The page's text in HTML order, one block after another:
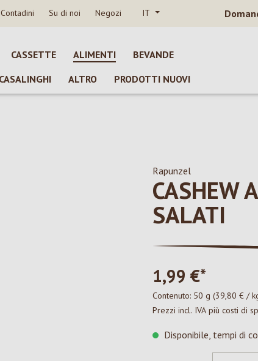
Contadini Su di noi Negozi IT
CASSETTE ALIMENTI
BEVANDE
ALTRO PRODOTTI NUOVI
Rapunzel
CASHEW
SALATI
1,99 €*
Contenuto: 50 g (39,80 € /
Prezzi incl. IVA più costi di
Disponibile, tempi di